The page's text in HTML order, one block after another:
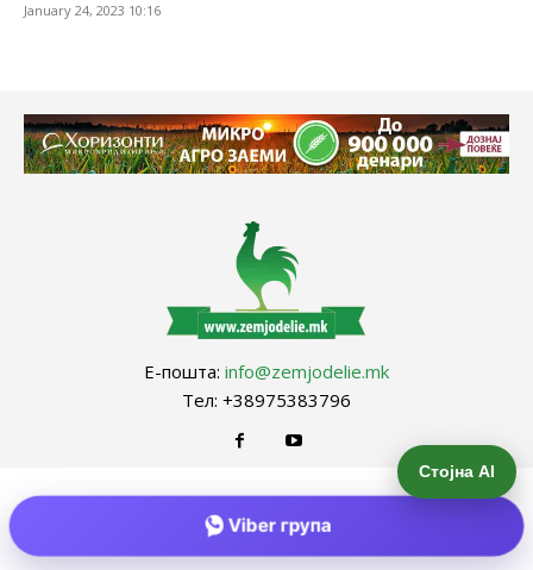
January 24, 2023 10:16
Е-пошта: info@zemjodelie.mk
Тел: +38975383796
Стојна AI
Viber група